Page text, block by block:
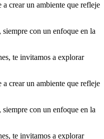
crear un ambiente que refleje
con un enfoque en la
te invitamos a explorar
crear un ambiente que refleje
con un enfoque en la
te invitamos a explorar